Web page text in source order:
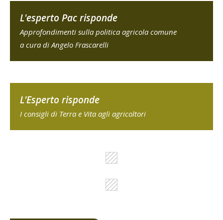
L'esperto Pac risponde
Approfondimenti sulla politica agricola comune
a cura di Angelo Frascarelli
L'Esperto risponde
I consigli di Terra e Vita agli agricoltori